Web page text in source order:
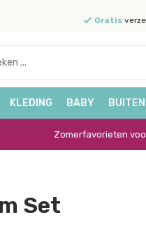
Gratis
KLEDING BABY
Zomerfavorieten
Set